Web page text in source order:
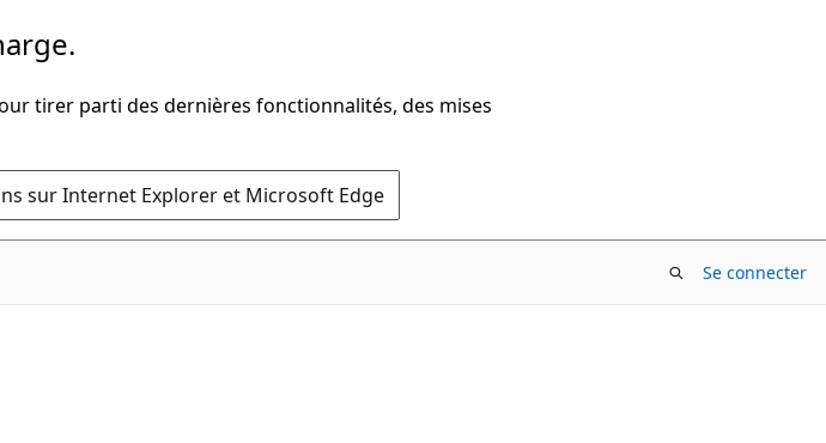
tirer parti des dernières fonctionnalités, des mises
sur Internet Explorer et Microsoft Edge
Se connecter